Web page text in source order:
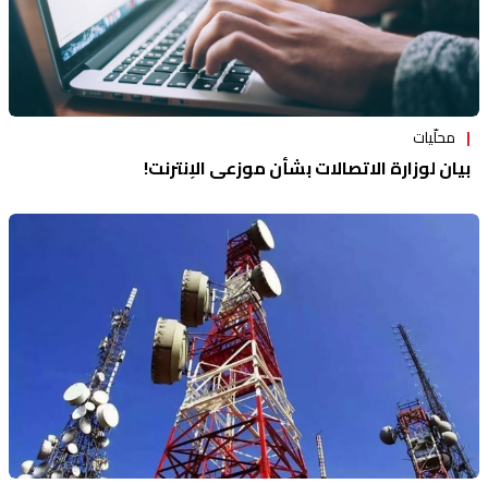
محلّيات
بيان لوزارة الاتصالات بشأن موزعي الإنترنت!